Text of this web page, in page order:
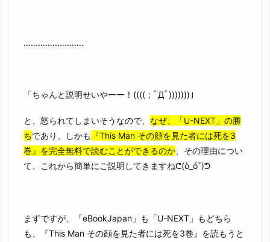
…………………….
「ちゃんと説明せいやーー！((((；ﾟДﾟ)))))))」
と、怒られてしまいそうなので、 なぜ、「U-NEXT」の勝
ちであり、しかも 『This Man その顔を見た者には死を3
巻』を完全無料で読むことができるのか 、その理由につい
て、これから簡単にご説明してきますねᕦ(ò_óˇ)ᕤ
まずですが、「eBookJapan」も「U-NEXT」もどちら
も、『This Man その顔を見た者には死を3巻』を読もうと